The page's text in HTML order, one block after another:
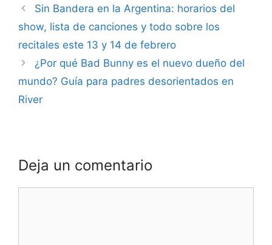
Sin Bandera en la Argentina: horarios del
show, lista de canciones y todo sobre los
recitales este 13 y 14 de febrero
¿Por qué Bad Bunny es el nuevo dueño del
mundo? Guía para padres desorientados en
River
Deja un comentario